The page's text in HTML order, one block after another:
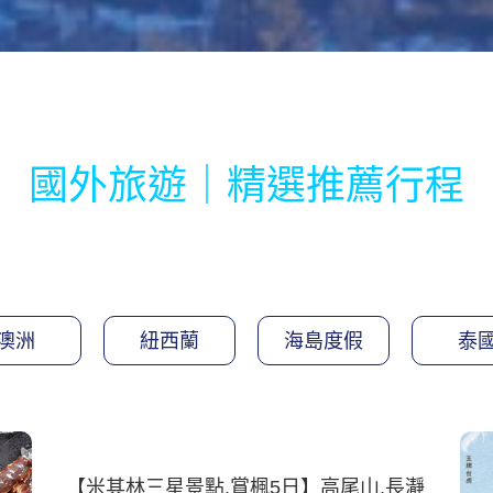
國外旅遊｜精選推薦行程
洲 紐西蘭 海島度假 泰
【米其林三星景點.賞楓5日】高尾山.長瀞